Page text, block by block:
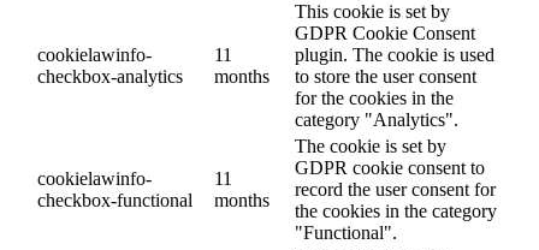
cookielawinfo-
checkbox-analytics
11
months
This cookie is set by
GDPR Cookie Consent
plugin. The cookie is used
to store the user consent
for the cookies in the
category "Analytics".
cookielawinfo-
checkbox-functional
11
months
The cookie is set by
GDPR cookie consent to
record the user consent for
the cookies in the category
"Functional".